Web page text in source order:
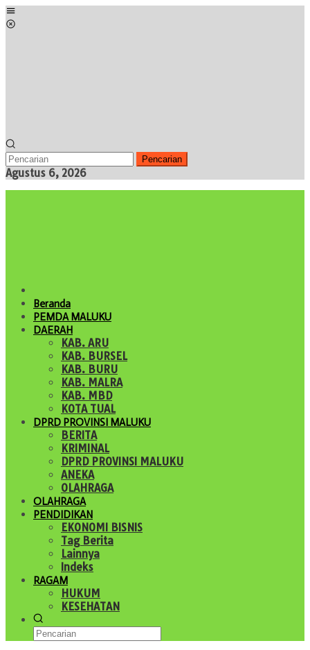
Loncat
ke
Pencarian
Agustus 6, 2026
Beranda
PEMDA MALUKU
DAERAH
KAB. ARU
KAB. BURSEL
KAB. BURU
KAB. MALRA
KAB. MBD
KOTA TUAL
DPRD PROVINSI MALUKU
BERITA
KRIMINAL
DPRD PROVINSI MALUKU
ANEKA
OLAHRAGA
OLAHRAGA
PENDIDIKAN
EKONOMI BISNIS
Tag Berita
Lainnya
Indeks
RAGAM
HUKUM
KESEHATAN